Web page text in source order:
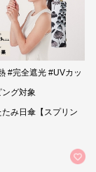
#完全遮光 #UVカッ
グ対象
み日傘【スプリン